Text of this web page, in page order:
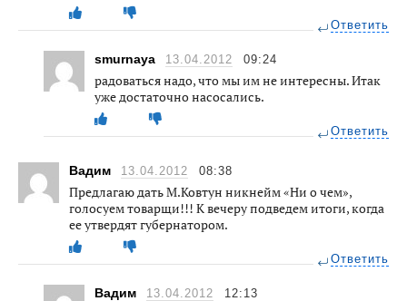
Ответить
smurnaya 13.04.2012 09:24
радоваться надо, что мы им не интересны. Итак
уже достаточно насосались.
Ответить
Вадим 13.04.2012 08:38
Предлагаю дать М.Ковтун никнейм «Ни о чем»,
голосуем товарщи!!! К вечеру подведем итоги, когда
ее утвердят губернатором.
Ответить
Вадим 13.04.2012 12:13